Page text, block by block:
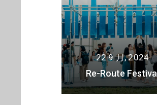
22 9 月, 2024
Re-Route Festival